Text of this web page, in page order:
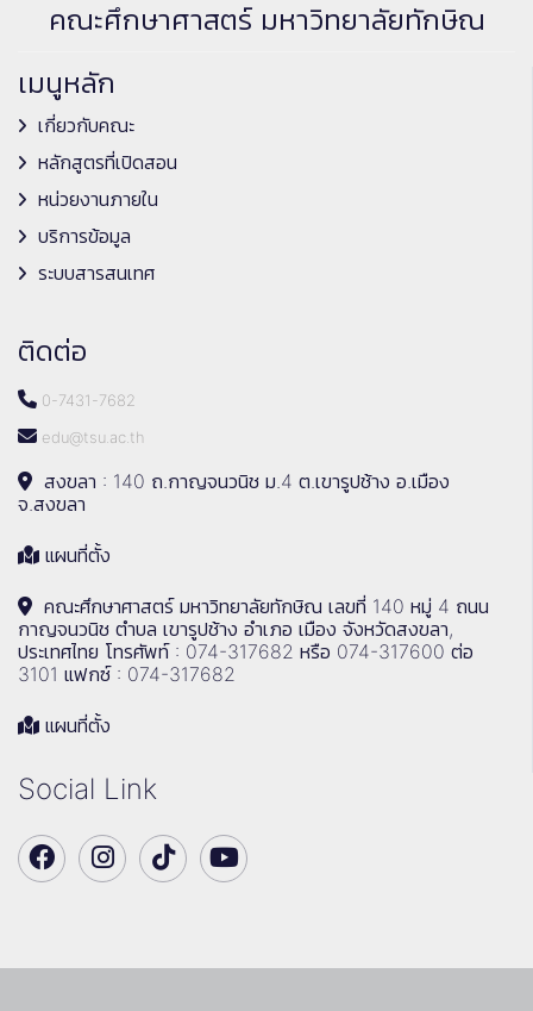
คณะศึกษาศาสตร์ มหาวิทยาลัยทักษิณ
เมนูหลัก
เกี่ยวกับคณะ
หลักสูตรที่เปิดสอน
หน่วยงานภายใน
บริการข้อมูล
ระบบสารสนเทศ
ติดต่อ
0-7431-7682
edu@tsu.ac.th
สงขลา : 140 ถ.กาญจนวนิช ม.4 ต.เขารูปช้าง อ.เมือง
จ.สงขลา
แผนที่ตั้ง
คณะศึกษาศาสตร์ มหาวิทยาลัยทักษิณ เลขที่ 140 หมู่ 4 ถนน
กาญจนวนิช ตำบล เขารูปช้าง อำเภอ เมือง จังหวัดสงขลา,
ประเทศไทย โทรศัพท์ : 074-317682 หรือ 074-317600 ต่อ
3101 แฟกซ์ : 074-317682
แผนที่ตั้ง
Social Link